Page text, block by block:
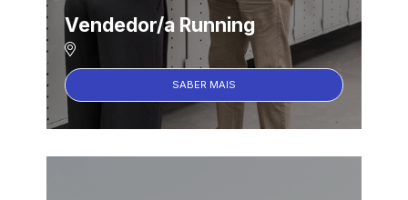
Vendedor/a Running
SABER MAIS